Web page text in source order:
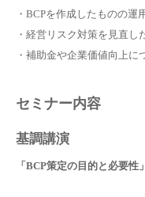
・BCPを作成したものの運
・経営リスク対策を見直し
・補助金や企業価値向上
セミナー内容
基調講演
「BCP策定の目的と必要性」